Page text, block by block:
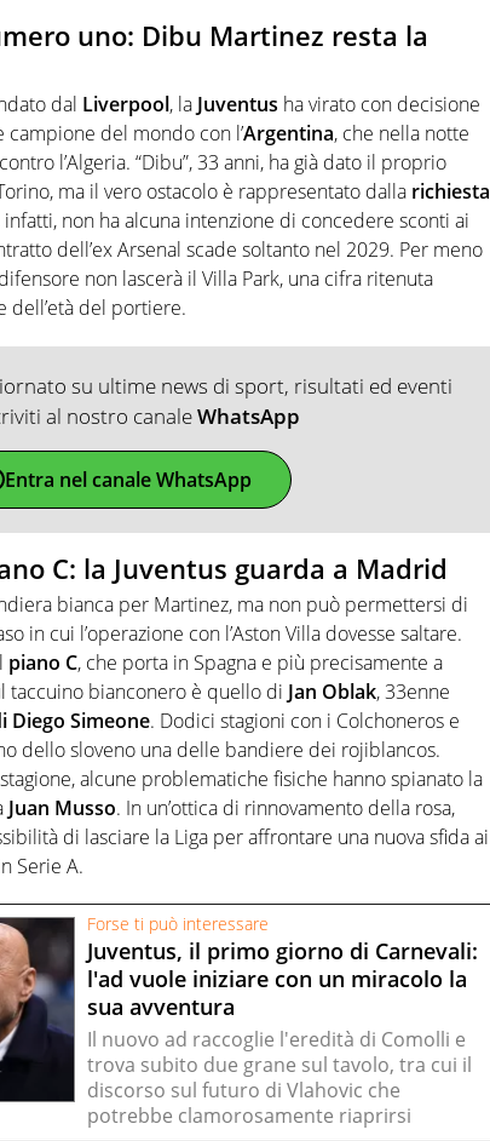
uno: Dibu Martinez resta la
dal Liverpool, la Juventus ha virato con decisione
campione del mondo con l’Argentina, che nella notte
l’Algeria. “Dibu”, 33 anni, ha già dato il proprio
ma il vero ostacolo è rappresentato dalla richiesta
infatti, non ha alcuna intenzione di concedere sconti ai
dell’ex Arsenal scade soltanto nel 2029. Per meno
non lascerà il Villa Park, una cifra ritenuta
dell’età del portiere.
su ultime news di sport, risultati ed eventi
al nostro canaleWhatsApp
Entra nel canale WhatsApp
C: la Juventus guarda a Madrid
bianca per Martinez, ma non può permettersi di
in cui l’operazione con l’Aston Villa dovesse saltare.
piano C, che porta in Spagna e più precisamente a
taccuino bianconero è quello di Jan Oblak, 33enne
Diego Simeone. Dodici stagioni con i Colchoneros e
dello sloveno una delle bandiere dei rojiblancos.
alcune problematiche fisiche hanno spianato la
Juan Musso. In un’ottica di rinnovamento della rosa,
di lasciare la Liga per affrontare una nuova sfida ai
Serie A.
Forse ti può interessare
Juventus, il primo giorno di Carnevali:
l'ad vuole iniziare con un miracolo la
sua avventura
Il nuovo ad raccoglie l'eredità di Comolli e
trova subito due grane sul tavolo, tra cui il
discorso sul futuro di Vlahovic che
potrebbe clamorosamente riaprirsi